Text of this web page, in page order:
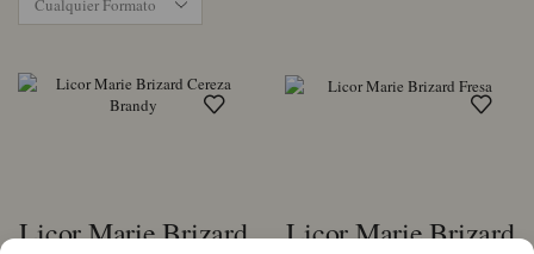
Licor Marie Brizard
Licor Marie Brizard